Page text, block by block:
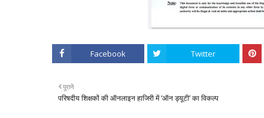
Facebook Twitter
पुराने
परिषदीय शिक्षकों की ऑनलाइन हाजिरी में ‘ऑन ड्यूटी’ का विकल्प